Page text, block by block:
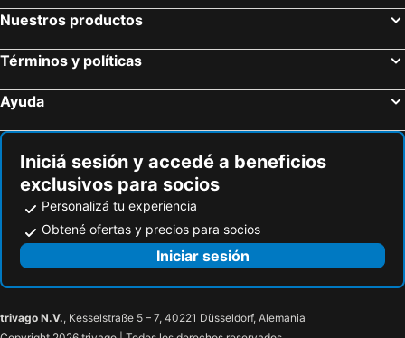
Nuestros productos
Términos y políticas
Ayuda
Iniciá sesión y accedé a beneficios
exclusivos para socios
Personalizá tu experiencia
Obtené ofertas y precios para socios
Iniciar sesión
trivago N.V., Kesselstraße 5 – 7, 40221 Düsseldorf, Alemania